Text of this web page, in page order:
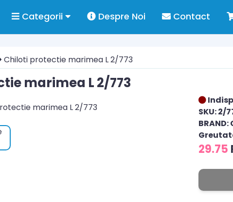
Categorii Despre Noi Contact
Chiloti protectie marimea L 2/773
marimea L 2/773
SKU: 2/
29.75